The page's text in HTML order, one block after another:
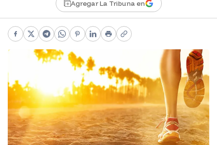
Agregar La Tribuna en
Facebook
X Telegram
WhatsApp
Pinterest
LinkedIn
PrintCopy link